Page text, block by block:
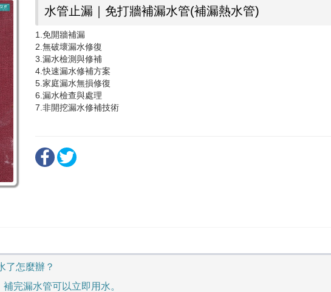
水管止漏｜免打牆補漏水管(補漏熱水管)
1.免開牆補漏
2.無破壞漏水修復
3.漏水檢測與修補
4.快速漏水修補方案
5.家庭漏水無損修復
6.漏水檢查與處理
7.非開挖漏水修補技術
了怎麼辦？
完漏水管可以立即用水。